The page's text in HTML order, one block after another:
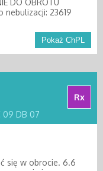
DO OBROTU
nebulizacji: 23619
Pokaż ChPL
Rx
09 DB 07
się w obrocie. 6.6